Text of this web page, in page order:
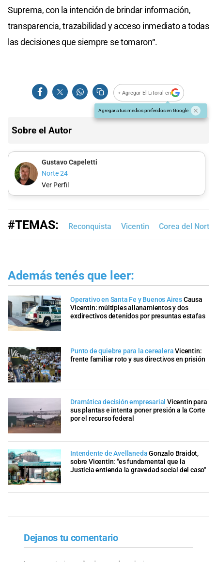
Suprema, con la intención de brindar información,
transparencia, trazabilidad y acceso inmediato a todas
las decisiones que siempre se tomaron“.
+ Agregar El Litoral en
Agregar a tus medios preferidos en Google
Sobre el Autor
Gustavo Capeletti
Norte 24
Ver Perfil
#TEMAS: Reconquista Vicentin Corea del Norte
Además tenés que leer:
Operativo en Santa Fe y Buenos AiresCausa
Vicentin: múltiples allanamientos y dos
exdirectivos detenidos por presuntas estafas
Punto de quiebre para la cerealeraVicentin:
frente familiar roto y sus directivos en prisión
Dramática decisión empresarial Vicentin para
sus plantas e intenta poner presión a la Corte
por el recurso federal
Intendente de AvellanedaGonzalo Braidot,
sobre Vicentin: "es fundamental que la
Justicia entienda la gravedad social del caso"
Dejanos tu comentario